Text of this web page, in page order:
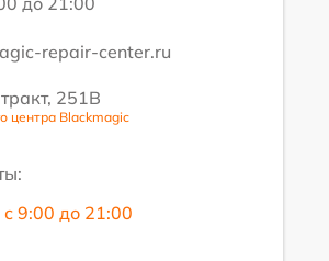
repair-center.ru
251В
центра Blackmagic
9:00 до 21:00